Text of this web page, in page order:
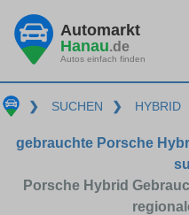
Automarkt
Hanau.de
Autos einfach finden
❯ SUCHEN ❯ HYBRID
gebrauchte Porsche
Porsche Hybrid